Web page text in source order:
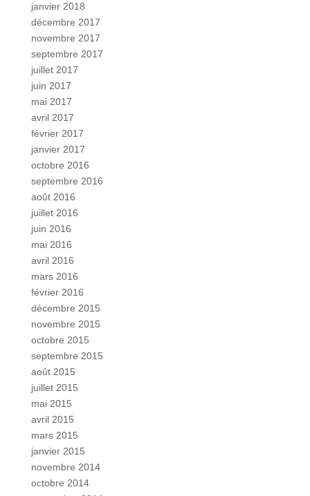
janvier 2018
décembre 2017
novembre 2017
septembre 2017
juillet 2017
juin 2017
mai 2017
avril 2017
février 2017
janvier 2017
octobre 2016
septembre 2016
août 2016
juillet 2016
juin 2016
mai 2016
avril 2016
mars 2016
février 2016
décembre 2015
novembre 2015
octobre 2015
septembre 2015
août 2015
juillet 2015
mai 2015
avril 2015
mars 2015
janvier 2015
novembre 2014
octobre 2014